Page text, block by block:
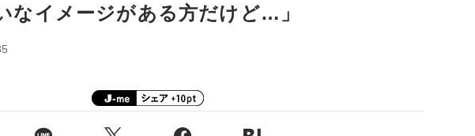
なイメージがある方だけど…」